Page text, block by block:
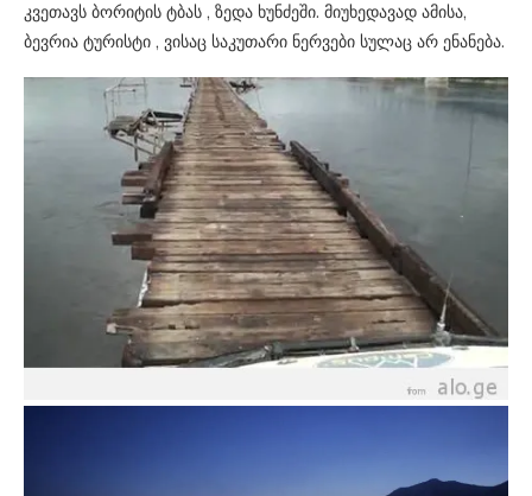
კვეთავს ბორიტის ტბას , ზედა ხუნძეში. მიუხედავად ამისა,
ბევრია ტურისტი , ვისაც საკუთარი ნერვები სულაც არ ენანება.